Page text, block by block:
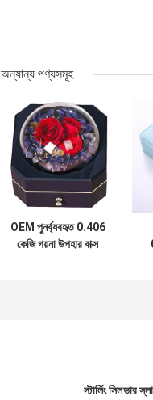
অন্যান্য পণ্যসমূহ
OEM পুনর্ব্যবহৃত 0.406
কেজি গয়না উপহার বাক্স
স্টার্লিং সিলভার